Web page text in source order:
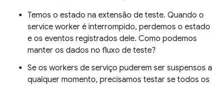
Temos o estado na extensão de teste. Quando o
service worker é interrompido, perdemos o estado
e os eventos registrados dele. Como podemos
manter os dados no fluxo de teste?
Se os workers de serviço puderem ser suspensos a
qualquer momento, precisamos testar se todos os